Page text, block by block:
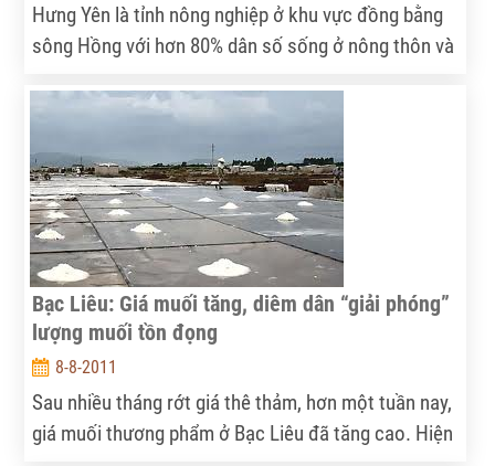
Hưng Yên là tỉnh nông nghiệp ở khu vực đồng bằng
sông Hồng với hơn 80% dân số sống ở nông thôn và
thế, trong công cuộc xây dựng nông thôn mới
(NTM), toàn tỉnh Hưng Yên đã chọn hướng đi đột
phá là những “cánh đồng trăm triệu”.
Bạc Liêu: Giá muối tăng, diêm dân “giải phóng”
lượng muối tồn đọng
8-8-2011
Sau nhiều tháng rớt giá thê thảm, hơn một tuần nay,
giá muối thương phẩm ở Bạc Liêu đã tăng cao. Hiện